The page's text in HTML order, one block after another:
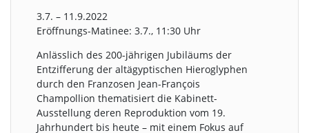
3.7. – 11.9.2022
Eröffnungs-Matinee: 3.7., 11:30 Uhr
Anlässlich des 200-jährigen Jubiläums der
Entzifferung der altägyptischen Hieroglyphen
durch den Franzosen Jean-François
Champollion thematisiert die Kabinett-
Ausstellung deren Reproduktion vom 19.
Jahrhundert bis heute – mit einem Fokus auf